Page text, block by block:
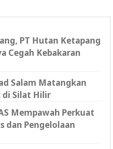
PT Hutan Ketapang
Cegah Kebakaran
Salam Matangkan
di Silat Hilir
Mempawah Perkuat
dan Pengelolaan